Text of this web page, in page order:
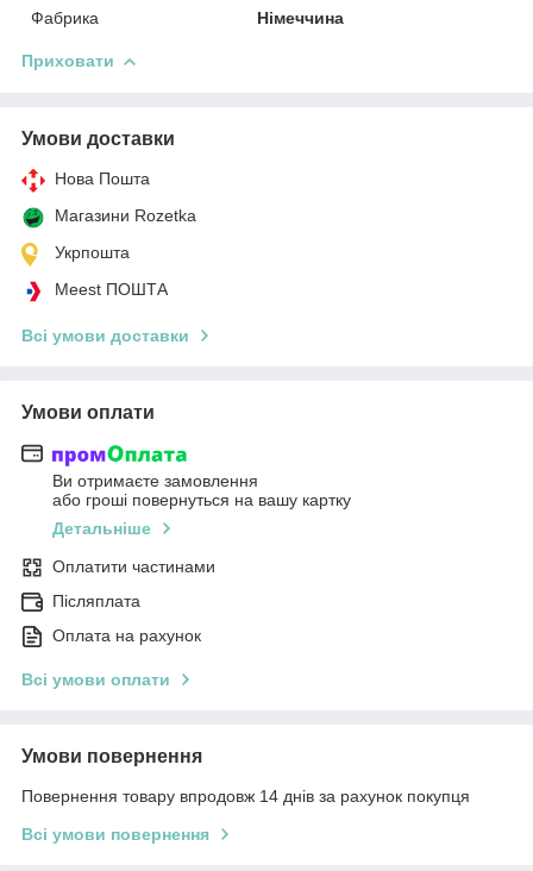
Фабрика
Німеччина
Приховати
Умови доставки
Нова Пошта
Магазини Rozetka
Укрпошта
Meest ПОШТА
Всі умови доставки
Умови оплати
Ви отримаєте замовлення
або гроші повернуться на вашу картку
Детальніше
Оплатити частинами
Післяплата
Оплата на рахунок
Всі умови оплати
Умови повернення
Повернення товару впродовж 14 днів за рахунок покупця
Всі умови повернення